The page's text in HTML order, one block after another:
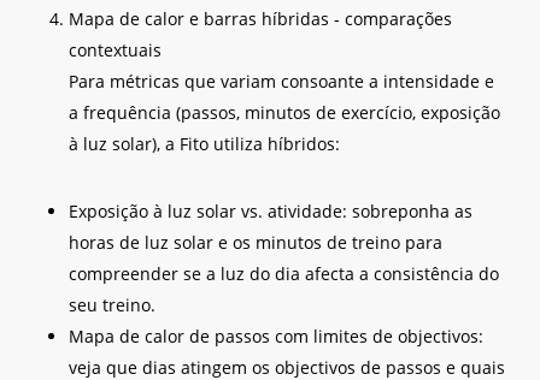
Mapa de calor e barras híbridas - comparações
contextuais
Para métricas que variam consoante a intensidade e
a frequência (passos, minutos de exercício, exposição
à luz solar), a Fito utiliza híbridos:
Exposição à luz solar vs. atividade: sobreponha as
horas de luz solar e os minutos de treino para
compreender se a luz do dia afecta a consistência do
seu treino.
Mapa de calor de passos com limites de objectivos:
veja que dias atingem os objectivos de passos e quais